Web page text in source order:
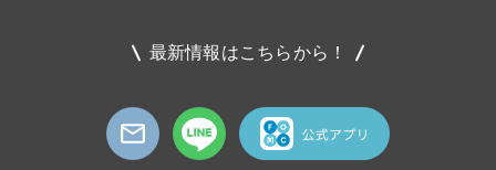
最新情報はこちらから！